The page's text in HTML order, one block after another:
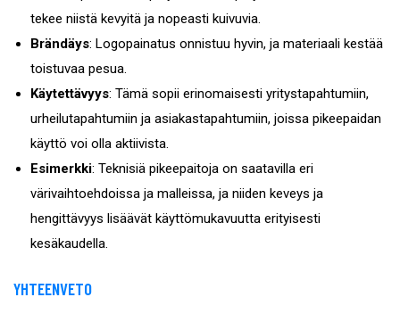
tekee niistä kevyitä ja nopeasti kuivuvia.
Brändäys: Logopainatus onnistuu hyvin, ja materiaali kestää
toistuvaa pesua.
Käytettävyys: Tämä sopii erinomaisesti yritystapahtumiin,
urheilutapahtumiin ja asiakastapahtumiin, joissa pikeepaidan
käyttö voi olla aktiivista.
Esimerkki: Teknisiä pikeepaitoja on saatavilla eri
värivaihtoehdoissa ja malleissa, ja niiden keveys ja
hengittävyys lisäävät käyttömukavuutta erityisesti
kesäkaudella.
YHTEENVETO